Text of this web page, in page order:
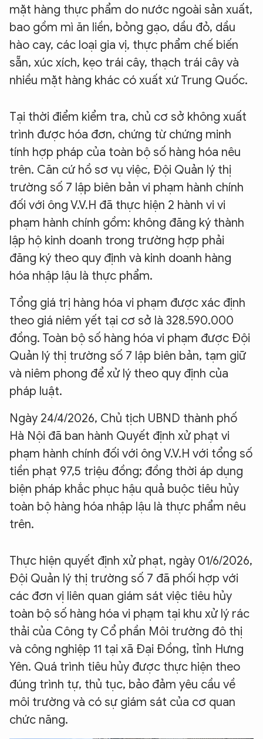
mặt hàng thực phẩm do nước ngoài sản xuất,
bao gồm mì ăn liền, bỏng gạo, dầu đỏ, dầu
hào cay, các loại gia vị, thực phẩm chế biến
sẵn, xúc xích, kẹo trái cây, thạch trái cây và
nhiều mặt hàng khác có xuất xứ Trung Quốc.
Tại thời điểm kiểm tra, chủ cơ sở không xuất
trình được hóa đơn, chứng từ chứng minh
tính hợp pháp của toàn bộ số hàng hóa nêu
trên. Căn cứ hồ sơ vụ việc, Đội Quản lý thị
trường số 7 lập biên bản vi phạm hành chính
đối với ông V.V.H đã thực hiện 2 hành vi vi
phạm hành chính gồm: không đăng ký thành
lập hộ kinh doanh trong trường hợp phải
đăng ký theo quy định và kinh doanh hàng
hóa nhập lậu là thực phẩm.
Tổng giá trị hàng hóa vi phạm được xác định
theo giá niêm yết tại cơ sở là 328.590.000
đồng. Toàn bộ số hàng hóa vi phạm được Đội
Quản lý thị trường số 7 lập biên bản, tạm giữ
và niêm phong để xử lý theo quy định của
pháp luật.
Ngày 24/4/2026, Chủ tịch UBND thành phố
Hà Nội đã ban hành Quyết định xử phạt vi
phạm hành chính đối với ông V.V.H với tổng số
tiền phạt 97,5 triệu đồng; đồng thời áp dụng
biện pháp khắc phục hậu quả buộc tiêu hủy
toàn bộ hàng hóa nhập lậu là thực phẩm nêu
trên.
Thực hiện quyết định xử phạt, ngày 01/6/2026,
Đội Quản lý thị trường số 7 đã phối hợp với
các đơn vị liên quan giám sát việc tiêu hủy
toàn bộ số hàng hóa vi phạm tại khu xử lý rác
thải của Công ty Cổ phần Môi trường đô thị
và công nghiệp 11 tại xã Đại Đồng, tỉnh Hưng
Yên. Quá trình tiêu hủy được thực hiện theo
đúng trình tự, thủ tục, bảo đảm yêu cầu về
môi trường và có sự giám sát của cơ quan
chức năng.